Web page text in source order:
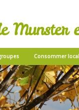
Munster
Consommer local